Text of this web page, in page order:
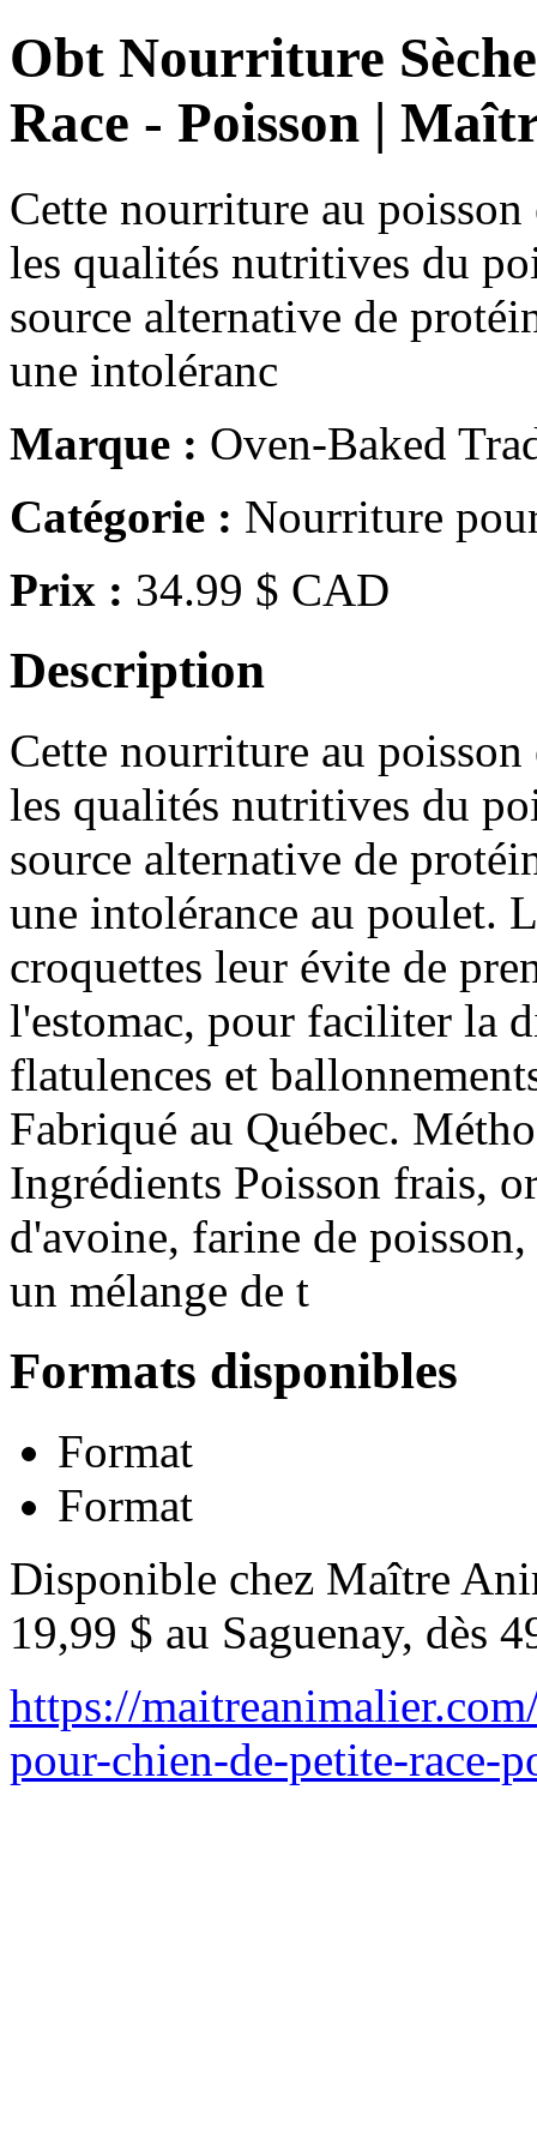
Obt Nourriture
Race - Poisson |
Cette nourriture au
les qualités nutritives du
source alternative de
une intoléranc
Marque : Oven-Baked
Catégorie : Nourriture
Prix : 34.99 $ CAD
Description
Cette nourriture au
les qualités nutritives du
source alternative de
une intolérance au poulet.
croquettes leur évite de
l'estomac, pour faciliter la
flatulences et
Fabriqué au Québec.
Ingrédients Poisson frais,
d'avoine, farine de
un mélange de t
Formats disponibles
Format
Format
Disponible chez Maître
19,99 $ au Saguenay, dès
https://
pour-chien-de-petite-race-